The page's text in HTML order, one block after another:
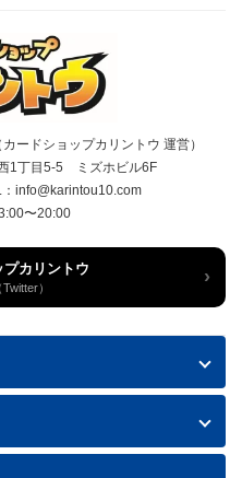
ードショップカリントウ 運営）
1丁目5-5 ミズホビル6F
：info@karintou10.com
〜20:00
プカリントウ
） ›